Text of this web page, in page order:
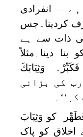
ہے — انفرادی
کردینا۔جس
ذات سے ہے
دینا۔مثلاً
وَثِيَابَكَ
کی بڑائی
کو وَثِيَابَ
کو پاک